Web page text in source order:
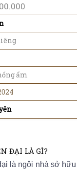
ẩm
ĐẠI LÀ GÌ?
là ngôi nhà sở